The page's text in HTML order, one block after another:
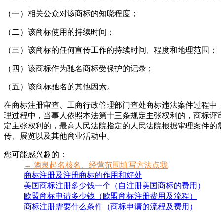
（一）相关公众对该商标的知晓程度；
（二）该商标使用的持续时间；
（三）该商标的任何宣传工作的持续时间、程度和地理范围；
（四）该商标作为驰名商标受保护的记录；
（五）该商标驰名的其他因素。
在商标注册审查、工商行政管理部门查处商标违法案件过程
理过程中，当事人依照本法第十三条规定主张权利的，商标
定主张权利的，最高人民法院指定的人民法院根据审理案件
传、展览以及其他商业活动中。
您可能感兴趣的：
→ 酒泉起名核名、经营范围填写方法点我
商标注册及注册商标的作用和好处
美国商标注册多少钱一个（自注册美国商标的费用）
欧盟商标申请多少钱（欧盟商标注册费用及流程）
商标注册需要什么条件（商标申请的流程及费用）